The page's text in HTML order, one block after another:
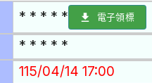
* * * * * 電子領標
* * * * *
115/04/14 17:00